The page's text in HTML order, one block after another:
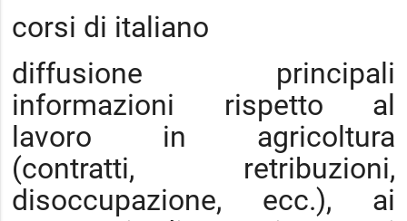
corsi di italiano
diffusione principali
informazioni rispetto al
lavoro in agricoltura
(contratti, retribuzioni,
disoccupazione, ecc.), ai